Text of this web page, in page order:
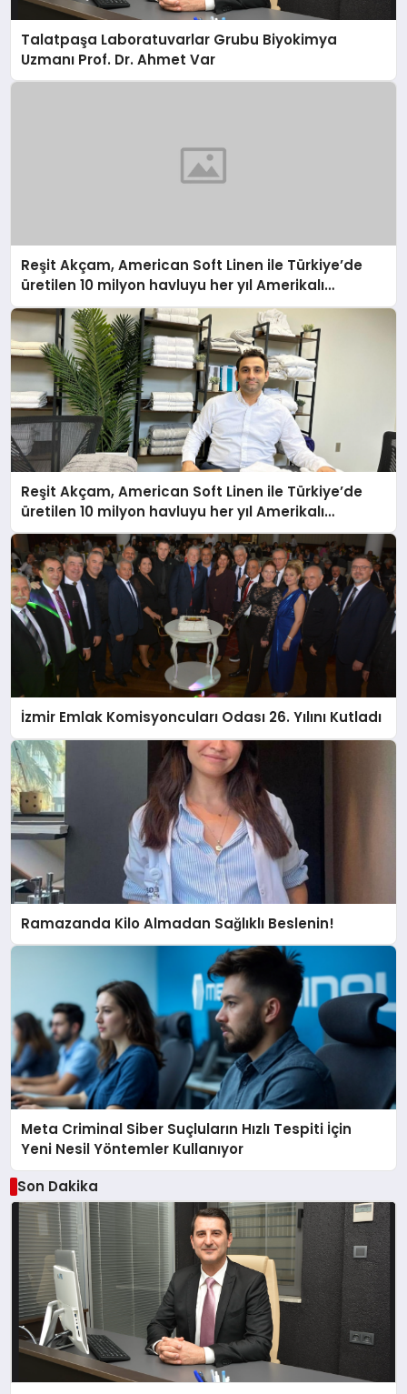
Talatpaşa Laboratuvarlar Grubu Biyokimya
Uzmanı Prof. Dr. Ahmet Var
Reşit Akçam, American Soft Linen ile Türkiye’de
üretilen 10 milyon havluyu her yıl Amerikalı
tüketicilerle buluşturuyor
Reşit Akçam, American Soft Linen ile Türkiye’de
üretilen 10 milyon havluyu her yıl Amerikalı
tüketicilerle buluşturuyor
İzmir Emlak Komisyoncuları Odası 26. Yılını Kutladı
Ramazanda Kilo Almadan Sağlıklı Beslenin!
Meta Criminal Siber Suçluların Hızlı Tespiti İçin
Yeni Nesil Yöntemler Kullanıyor
Son Dakika